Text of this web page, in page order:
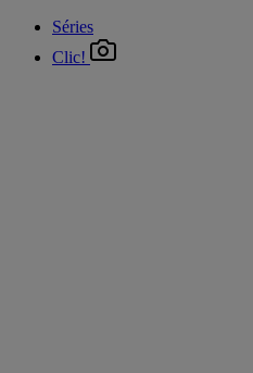
Séries
Clic!